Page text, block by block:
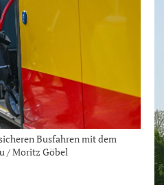
Busfahren mit dem
/ Moritz Göbel